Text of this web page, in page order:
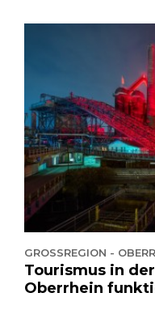
GROSSREGION -
Tourismus in
Oberrhein